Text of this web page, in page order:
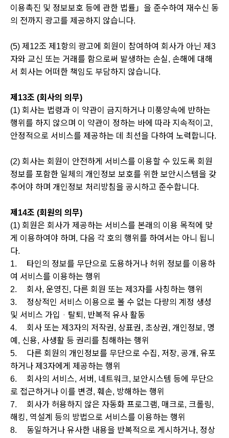
이용촉진 및 정보보호 등에 관한 법률」을 준수하여 재수신 동
의 전까지 광고를 제공하지 않습니다.
(5) 제12조 제1항의 광고에 회원이 참여하여 회사가 아닌 제3
자와 교신 또는 거래를 함으로써 발생하는 손실, 손해에 대해
서 회사는 어떠한 책임도 부담하지 않습니다.
제13조 (회사의 의무)
(1) 회사는 법령과 이 약관이 금지하거나 미풍양속에 반하는
행위를 하지 않으며 이 약관이 정하는 바에 따라 지속적이고,
안정적으로 서비스를 제공하는 데 최선을 다하여 노력합니다.
(2) 회사는 회원이 안전하게 서비스를 이용할 수 있도록 회원
정보를 포함한 일체의 개인정보 보호를 위한 보안시스템을 갖
추어야 하며 개인정보 처리방침을 공시하고 준수합니다.
제14조 (회원의 의무)
(1) 회원은 회사가 제공하는 서비스를 본래의 이용 목적에 맞
게 이용하여야 하며, 다음 각 호의 행위를 하여서는 아니 됩니
다.
1.
타인의 정보를 무단으로 도용하거나 허위 정보를 이용하
여 서비스를 이용하는 행위
2.
회사, 운영진, 다른 회원 또는 제3자를 사칭하는 행위
3.
정상적인 서비스 이용으로 볼 수 없는 다량의 계정 생성
및 서비스 가입ᆞ탈퇴, 반복적 유사 활동
4.
회사 또는 제3자의 저작권, 상표권, 초상권, 개인정보, 명
예, 신용, 사생활 등 권리를 침해하는 행위
5.
다른 회원의 개인정보를 무단으로 수집, 저장, 공개, 유포
하거나 제3자에게 제공하는 행위
6.
회사의 서비스, 서버, 네트워크, 보안시스템 등에 무단으
로 접근하거나 이를 변경, 훼손, 방해하는 행위
7.
회사가 허용하지 않은 자동화 프로그램, 매크로, 크롤링,
해킹, 역설계 등의 방법으로 서비스를 이용하는 행위
8.
동일하거나 유사한 내용을 반복적으로 게시하거나, 정상